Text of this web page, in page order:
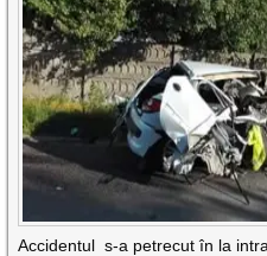
Accidentul s-a petrecut în la